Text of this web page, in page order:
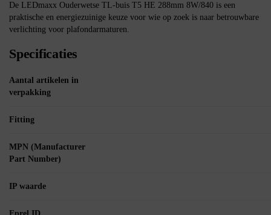
De LEDmaxx Ouderwetse TL-buis T5 HE 288mm 8W/840 is een
praktische en energiezuinige keuze voor wie op zoek is naar betrouwbare
verlichting voor plafondarmaturen.
Specificaties
Aantal artikelen in
verpakking
Fitting
MPN (Manufacturer
Part Number)
IP waarde